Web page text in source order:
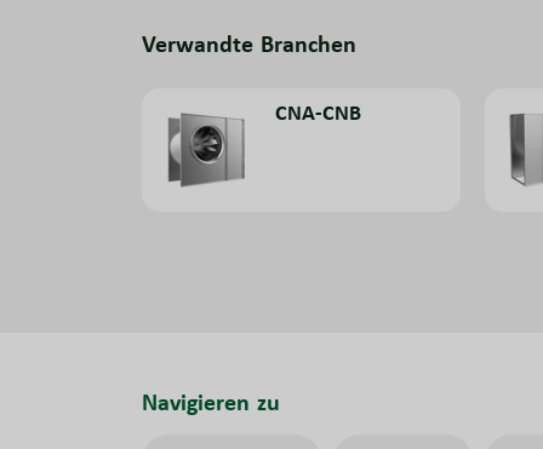
Verwandte Branchen
CNA-CNB
Navigieren zu